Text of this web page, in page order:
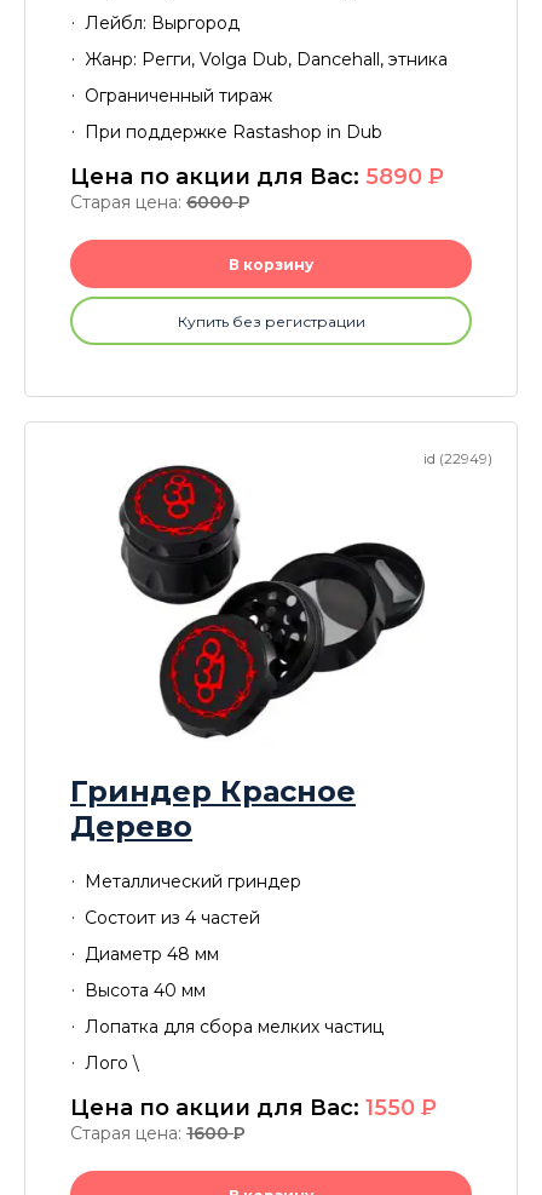
Лейбл: Выргород
Жанр: Регги, Volga Dub, Dancehall, этника
Ограниченный тираж
При поддержке Rastashop in Dub
Цена по акции для Вас: 5890 P
Старая цена: 6000P
В корзину
Купить без регистрации
id (22949)
Гриндер Красное
Дерево
Металлический гриндер
Cостоит из 4 частей
Диаметр 48 мм
Высота 40 мм
Лопатка для сбора мелких частиц
Лого \
Цена по акции для Вас: 1550 P
Старая цена: 1600P